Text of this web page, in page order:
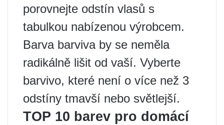
porovnejte odstín vlasů s
tabulkou nabízenou výrobcem.
Barva barviva by se neměla
radikálně lišit od vaší. Vyberte
barvivo, které není o více než 3
odstíny tmavší nebo světlejší.
TOP 10 barev pro domácí